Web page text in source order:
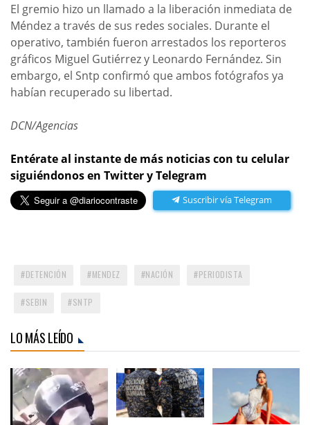
El gremio hizo un llamado a la liberación inmediata de
Méndez a través de sus redes sociales. Durante el
operativo, también fueron arrestados los reporteros
gráficos Miguel Gutiérrez y Leonardo Fernández. Sin
embargo, el Sntp confirmó que ambos fotógrafos ya
habían recuperado su libertad.
DCN/Agencias
Entérate al instante de más noticias con tu celular
siguiéndonos en Twitter y Telegram
Suscribir vía Telegram
DETENCIÓN MENDEZ NACIÓN PERIODISTA
SEBIN SNTP
LO MÁS LEÍDO